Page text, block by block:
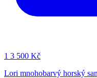
1 3 500 Kč
Lori mnohobarvý horský